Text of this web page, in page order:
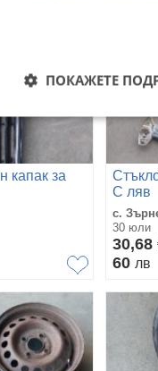
капак за
С ляв
с.
30 юли
30,68
60 лв
ПОКАЖЕТЕ